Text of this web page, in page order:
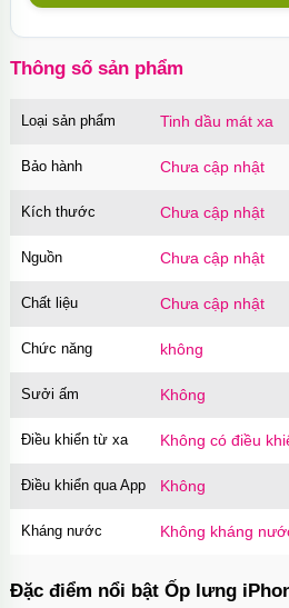
Thông số sản phẩm
Loại sản phẩm Tinh dầu mát xa
Bảo hành Chưa cập nhật
Kích thước Chưa cập nhật
Nguồn Chưa cập nhật
Chất liệu Chưa cập nhật
Chức năng không
Sưởi ấm Không
Điều khiển từ xa Không có điều
Điều khiển qua App Không
Kháng nước Không kháng
Đặc điểm nổi bật Ốp lưng